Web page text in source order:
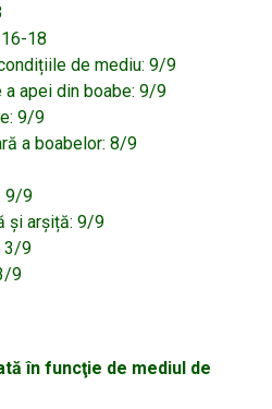
18
de mediu: 9/9
apei din boabe: 9/9
9/9
a boabelor: 8/9
9/9
și arșiță: 9/9
3/9
9
în funcţie de mediul de